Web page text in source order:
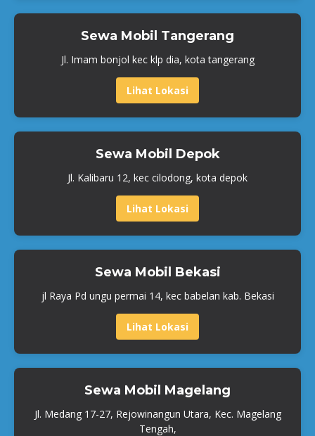
Sewa Mobil Tangerang
Jl. Imam bonjol kec klp dia, kota tangerang
Lihat Lokasi
Sewa Mobil Depok
Jl. Kalibaru 12, kec cilodong, kota depok
Lihat Lokasi
Sewa Mobil Bekasi
jl Raya Pd ungu permai 14, kec babelan kab. Bekasi
Lihat Lokasi
Sewa Mobil Magelang
Jl. Medang 17-27, Rejowinangun Utara, Kec. Magelang
Tengah,